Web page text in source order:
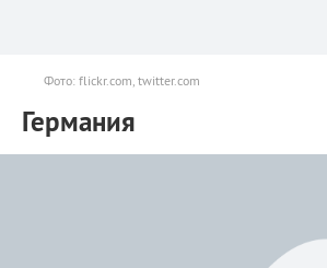
Фото: flickr.com, twitter.com
Германия